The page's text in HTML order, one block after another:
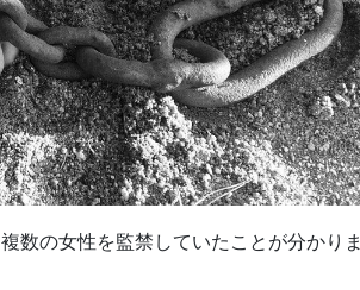
数の女性を監禁していたことが分かりま